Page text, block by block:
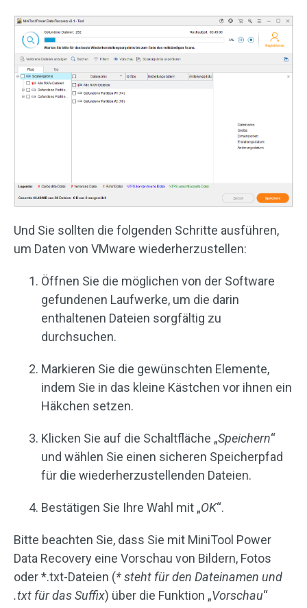
Und Sie sollten die folgenden Schritte ausführen,
um Daten von VMware wiederherzustellen:
Öffnen Sie die möglichen von der Software
gefundenen Laufwerke, um die darin
enthaltenen Dateien sorgfältig zu
durchsuchen.
Markieren Sie die gewünschten Elemente,
indem Sie in das kleine Kästchen vor ihnen ein
Häkchen setzen.
Klicken Sie auf die Schaltfläche „Speichern“
und wählen Sie einen sicheren Speicherpfad
für die wiederherzustellenden Dateien.
Bestätigen Sie Ihre Wahl mit „OK“.
Bitte beachten Sie, dass Sie mit MiniTool Power
Data Recovery eine Vorschau von Bildern, Fotos
oder *.txt-Dateien (* steht für den Dateinamen und
.txt für das Suffix) über die Funktion „Vorschau“